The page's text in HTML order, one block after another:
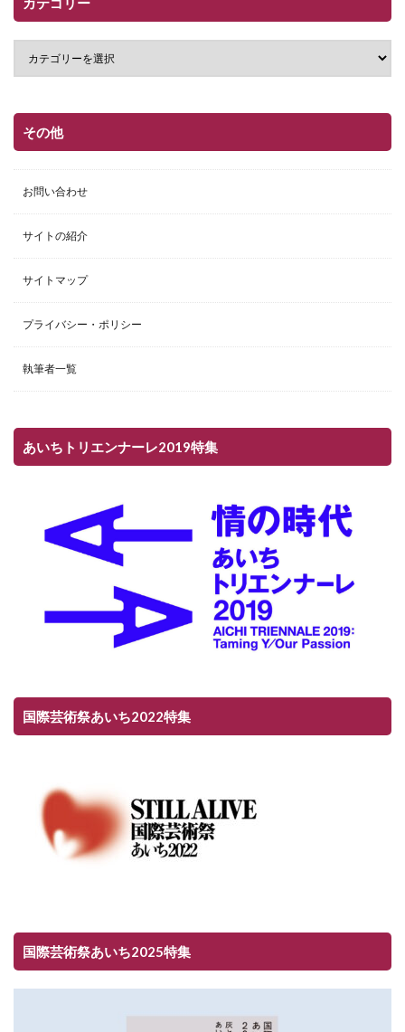
その他
お問い合わせ
サイトの紹介
サイトマップ
プライバシー・ポリシー
執筆者一覧
あいちトリエンナーレ2019特集
国際芸術祭あいち2022特集
国際芸術祭あいち2025特集